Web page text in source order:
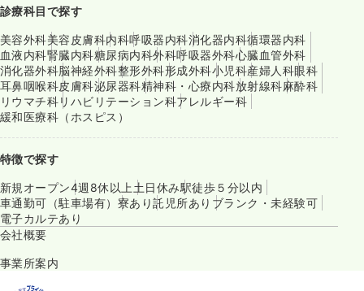
診療科目で探す
美容外科美容皮膚科内科呼吸器内科消化器内科循環器内科
血液内科腎臓内科糖尿病内科外科呼吸器外科心臓血管外科
消化器外科脳神経外科整形外科形成外科小児科産婦人科眼科
耳鼻咽喉科皮膚科泌尿器科精神科・心療内科放射線科麻酔科
リウマチ科リハビリテーション科アレルギー科
緩和医療科（ホスピス）
特徴で探す
新規オープン4週8休以上 土日休み駅徒歩５分以内
車通勤可（駐車場有） 寮あり託児所あり ブランク・未経験可
電子カルテあり
会社概要
事業所案内